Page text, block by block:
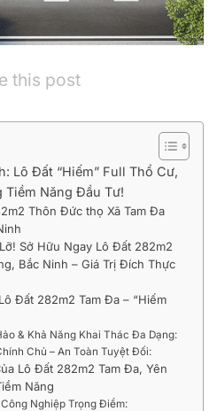
this post
Lô Đất “Hiếm” Full Thổ Cư,
Tiềm Năng Đầu Tư!
Thôn Đức thọ Xã Tam Đa
Sở Hữu Ngay Lô Đất 282m2
Bắc Ninh – Giá Trị Đích Thực
Đất 282m2 Tam Đa – “Hiếm
& Khả Năng Khai Thác Đa Dạng:
Chủ – An Toàn Tuyệt Đối:
Lô Đất 282m2 Tam Đa, Yên
Năng
Nghiệp Trọng Điểm: